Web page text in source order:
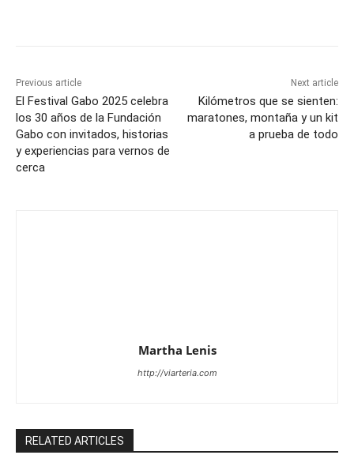
Previous article
El Festival Gabo 2025 celebra
los 30 años de la Fundación
Gabo con invitados, historias
y experiencias para vernos de
cerca
Next article
Kilómetros que se sienten:
maratones, montaña y un kit
a prueba de todo
Martha Lenis
http://viarteria.com
RELATED ARTICLES